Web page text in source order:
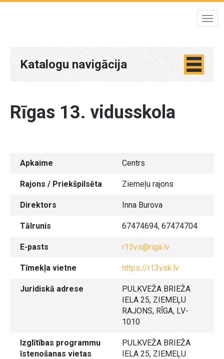
Katalogu navigācija
Rīgas 13. vidusskola
Apkaime Centrs
Rajons / Priekšpilsēta Ziemeļu rajons
Direktors Inna Burova
Tālrunis 67474694, 67474704
E-pasts r13vs@riga.lv
Tīmekļa vietne https://r13vsk.lv
Juridiskā adrese
PULKVEŽA BRIEŽA
IELA 25, ZIEMEĻU
RAJONS, RĪGA, LV-
1010
Izglītības programmu
īstenošanas vietas
PULKVEŽA BRIEŽA
IELA 25, ZIEMEĻU